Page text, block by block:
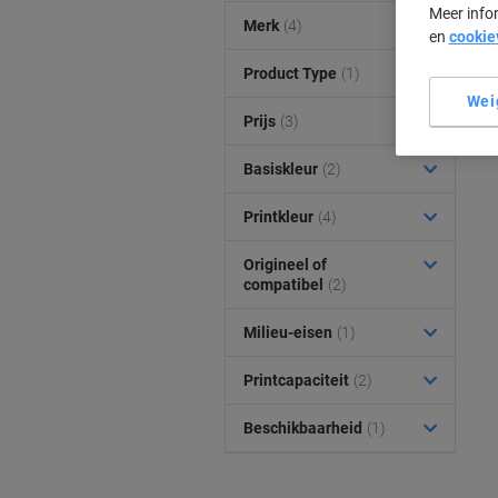
Merk (4)
Product Type (1)
Prijs (3)
Basiskleur (2)
Printkleur (4)
Origineel of
compatibel
(2)
Milieu-eisen (1)
Printcapaciteit (2)
Beschikbaarheid (1)
Meer
en